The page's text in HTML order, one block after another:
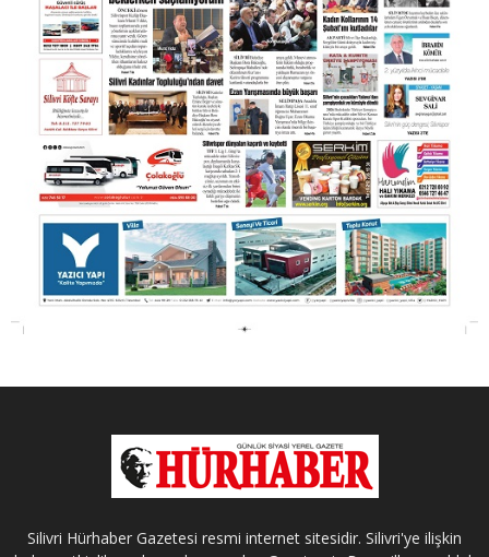
Silivri Hürhaber Gazetesi resmi internet sitesidir. Silivri'ye ilişkin